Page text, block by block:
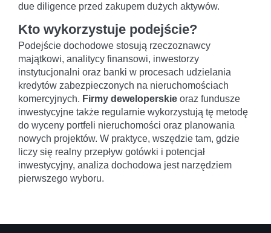
due diligence przed zakupem dużych aktywów.
Kto wykorzystuje podejście?
Podejście dochodowe stosują rzeczoznawcy
majątkowi, analitycy finansowi, inwestorzy
instytucjonalni oraz banki w procesach udzielania
kredytów zabezpieczonych na nieruchomościach
komercyjnych. Firmy deweloperskie oraz fundusze
inwestycyjne także regularnie wykorzystują tę metodę
do wyceny portfeli nieruchomości oraz planowania
nowych projektów. W praktyce, wszędzie tam, gdzie
liczy się realny przepływ gotówki i potencjał
inwestycyjny, analiza dochodowa jest narzędziem
pierwszego wyboru.